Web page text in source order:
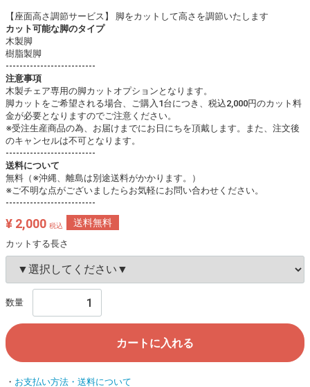
【座面高さ調節サービス】 脚をカットして高さを調節いたします
カット可能な脚のタイプ
木製脚
樹脂製脚
--------------------------
注意事項
木製チェア専用の脚カットオプションとなります。
脚カットをご希望される場合、ご購入1台につき、税込2,000円のカット料
金が必要となりますのでご注意ください。
※受注生産商品の為、お届けまでにお日にちを頂戴します。また、注文後
のキャンセルは不可となります。
--------------------------
送料について
無料（※沖縄、離島は別途送料がかかります。）
※ご不明な点がございましたらお気軽にお問い合わせください。
--------------------------
¥ 2,000 税込 送料無料
カットする長さ
数量
カートに入れる
お支払い方法・送料について